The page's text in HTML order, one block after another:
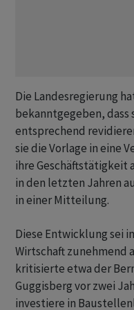
Die Landesregierung
bekanntgegeben, dass
entsprechend
sie die Vorlage in eine
ihre Geschäftstätigkeit
in den letzten Jahren
in einer Mitteilung.
Diese Entwicklung sei
Wirtschaft zunehmend
kritisierte etwa der
Guggisberg vor zwei
investiere in